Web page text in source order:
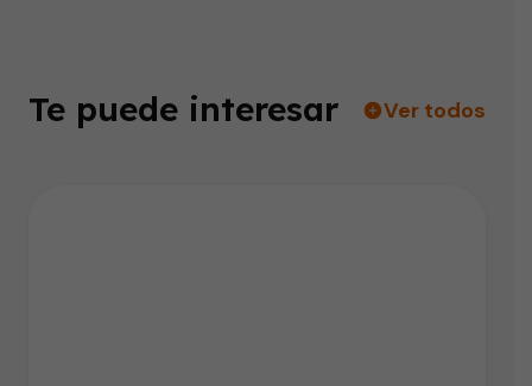
Te puede interesar Ver todos